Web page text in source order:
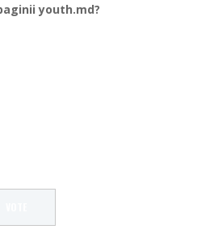
youth.md?